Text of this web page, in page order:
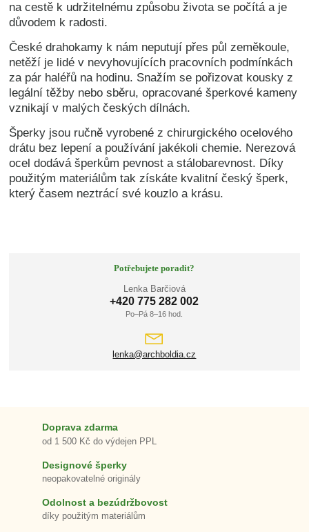
na cestě k udržitelnému způsobu života se počítá a je
důvodem k radosti.
České drahokamy k nám neputují přes půl zeměkoule,
netěží je lidé v nevyhovujících pracovních podmínkách
za pár haléřů na hodinu. Snažím se pořizovat kousky z
legální těžby nebo sběru, opracované šperkové kameny
vznikají v malých českých dílnách.
Šperky jsou ručně vyrobené z chirurgického ocelového
drátu bez lepení a používání jakékoli chemie. Nerezová
ocel dodává šperkům pevnost a stálobarevnost. Díky
použitým materiálům tak získáte kvalitní český šperk,
který časem neztrácí své kouzlo a krásu.
Potřebujete poradit?
Lenka Barčiová
+420 775 282 002
Po–Pá 8–16 hod.
lenka@archboldia.cz
Doprava zdarma
od 1 500 Kč do výdejen PPL
Designové šperky
neopakovatelné originály
Odolnost a bezúdržbovost
díky použitým materiálům